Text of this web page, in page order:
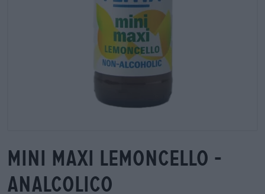
mini maxi lemoncello -
analcolico